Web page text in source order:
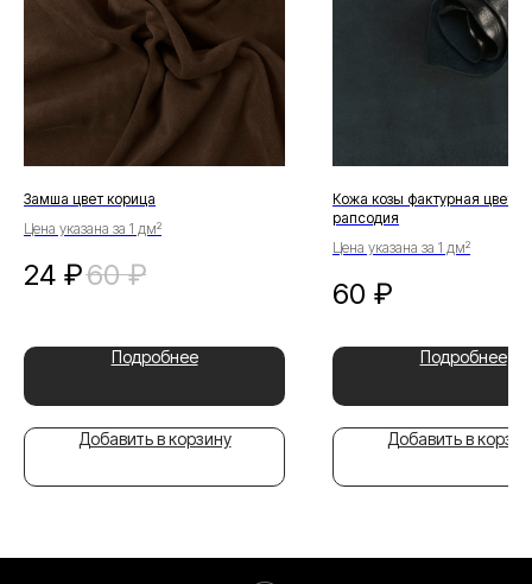
Замша цвет корица
Цена указана за 1 дм²
24 ₽60 ₽
Подробнее
Добавить в корзину
Кожа козы фактурная цвет
рапсодия
Цена указана за 1 дм²
60 ₽
Подробнее
Добавить в